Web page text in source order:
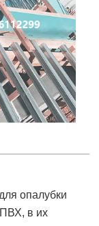
опалубки
ПВХ, в их